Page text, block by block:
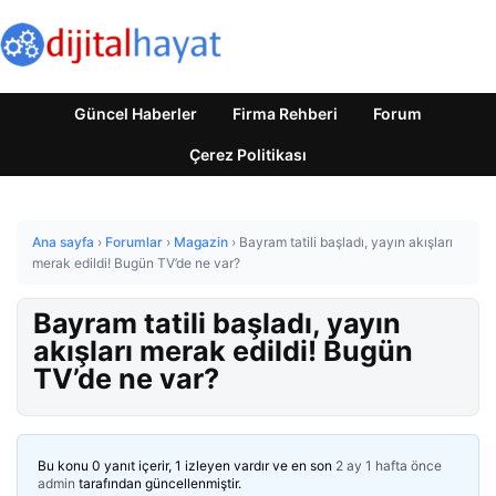
Güncel Haberler Firma Rehberi Forum
Çerez Politikası
Ana sayfa › Forumlar › Magazin › Bayram tatili başladı, yayın akışları
merak edildi! Bugün TV’de ne var?
Bayram tatili başladı, yayın
akışları merak edildi! Bugün
TV’de ne var?
Bu konu 0 yanıt içerir, 1 izleyen vardır ve en son 2 ay 1 hafta önce
admin tarafından güncellenmiştir.